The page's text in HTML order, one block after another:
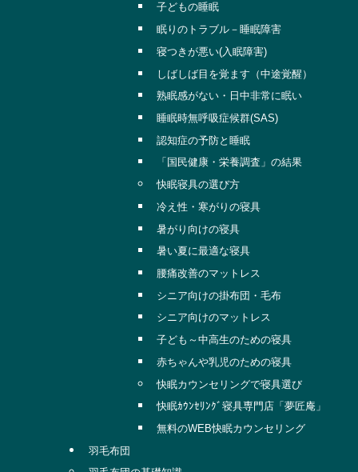
子どもの睡眠
眠りのトラブル－睡眠障害
寝つきが悪い(入眠障害)
しばしば目を覚ます（中途覚醒）
熟眠感がない・日中非常に眠い
睡眠時無呼吸症候群(SAS)
認知症の予防と睡眠
「国民健康・栄養調査」の結果
快眠寝具の選び方
冷え性・寒がりの寝具
暑がり向けの寝具
暑い夏に最適な寝具
腰痛改善のマットレス
シニア向けの掛布団・毛布
シニア向けのマットレス
子ども～中高生のための寝具
赤ちゃんや乳児のための寝具
快眠カウンセリングで寝具選び
快眠ｶｳﾝｾﾘﾝｸﾞ寝具専門店「夢匠庵」
無料のWEB快眠カウンセリング
羽毛布団